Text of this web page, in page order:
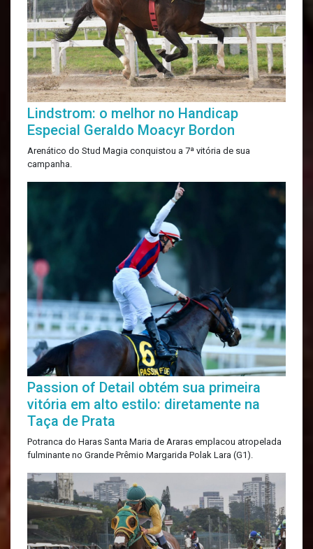
Lindstrom: o melhor no Handicap
Especial Geraldo Moacyr Bordon
Arenático do Stud Magia conquistou a 7ª vitória de sua
campanha.
Passion of Detail obtém sua primeira
vitória em alto estilo: diretamente na
Taça de Prata
Potranca do Haras Santa Maria de Araras emplacou atropelada
fulminante no Grande Prêmio Margarida Polak Lara (G1).